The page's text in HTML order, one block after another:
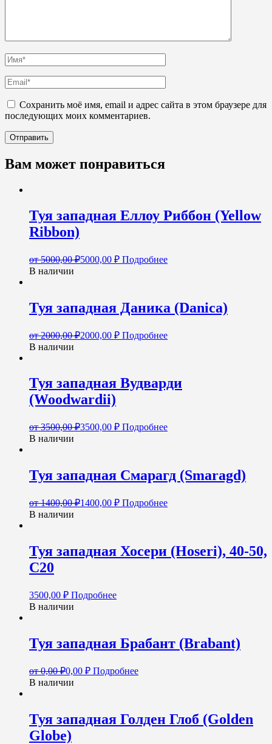
Сохранить моё имя, email и адрес сайта в этом браузере для
последующих моих комментариев.
Вам может понравиться
Туя западная Еллоу Риббон (Yellow
Ribbon)
от5000,00₽5000,00 ₽ Подробнее
В наличии
Туя западная Даника (Danica)
от2000,00₽2000,00 ₽ Подробнее
В наличии
Туя западная Вудварди
(Woodwardii)
от3500,00₽3500,00 ₽ Подробнее
В наличии
Туя западная Смарагд (Smaragd)
от1400,00₽1400,00 ₽ Подробнее
В наличии
Туя западная Хосери (Hoseri), 40-50,
С20
3500,00 ₽ Подробнее
В наличии
Туя западная Брабант (Brabant)
от0,00₽0,00 ₽ Подробнее
В наличии
Туя западная Голден Глоб (Golden
Globe)